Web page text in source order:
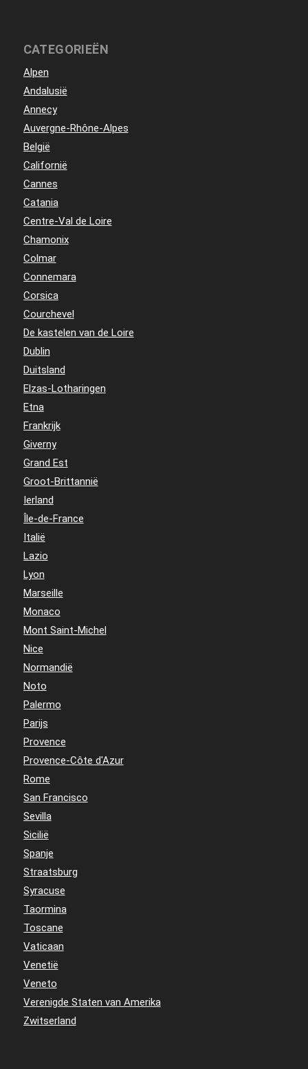
CATEGORIEËN
Alpen
Andalusië
Annecy
Auvergne-Rhône-Alpes
België
Californië
Cannes
Catania
Centre-Val de Loire
Chamonix
Colmar
Connemara
Corsica
Courchevel
De kastelen van de Loire
Dublin
Duitsland
Elzas-Lotharingen
Etna
Frankrijk
Giverny
Grand Est
Groot-Brittannië
Ierland
Île-de-France
Italië
Lazio
Lyon
Marseille
Monaco
Mont Saint-Michel
Nice
Normandië
Noto
Palermo
Parijs
Provence
Provence-Côte d'Azur
Rome
San Francisco
Sevilla
Sicilië
Spanje
Straatsburg
Syracuse
Taormina
Toscane
Vaticaan
Venetië
Veneto
Verenigde Staten van Amerika
Zwitserland